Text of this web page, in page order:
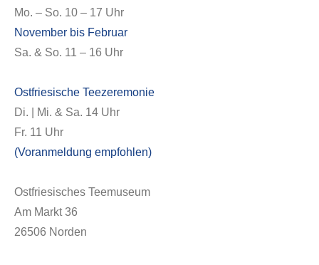
Service
Mo. – So. 10 – 17 Uhr
November bis Februar
Sa. & So. 11 – 16 Uhr
Ostfriesische Teezeremonie
Di. | Mi. & Sa. 14 Uhr
Fr. 11 Uhr
(Voranmeldung empfohlen)
Ostfriesisches Teemuseum
Am Markt 36
26506 Norden